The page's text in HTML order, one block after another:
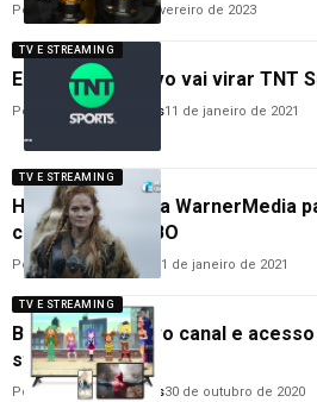
Por Ana Cláudia24 de fevereiro de 2023
TV E STREAMING
Esporte Interativo vai virar TNT
Por Anderson Guimarães11 de janeiro de 2021
TV E STREAMING
Hora H: Canais da WarnerMedia
conteúdos da HBO
PorHemerson Brandão 11 de janeiro de 2021
TV E STREAMING
BluTV ganha novo canal e
streaming
Por Anderson Guimarães30 de outubro de 2020